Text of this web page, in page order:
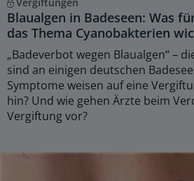
Blaualgen in Badeseen: Was
das Thema Cyanobakterien
„Badeverbot wegen Blaualgen“ –
sind an einigen deutschen
Symptome weisen auf eine
hin? Und wie gehen Ärzte beim
Vergiftung vor?